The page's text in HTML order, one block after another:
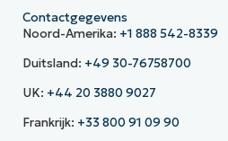
Contactgegevens
Noord-Amerika: +1 888 542-8339
Duitsland: +49 30-76758700
UK: +44 20 3880 9027
Frankrijk: +33 800 91 09 90